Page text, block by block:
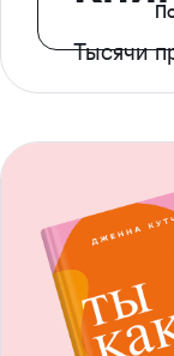
Тысячи
с